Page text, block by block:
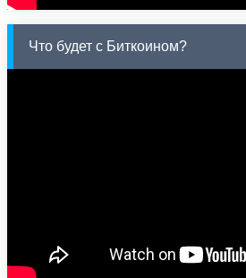
Что будет с Биткоином?